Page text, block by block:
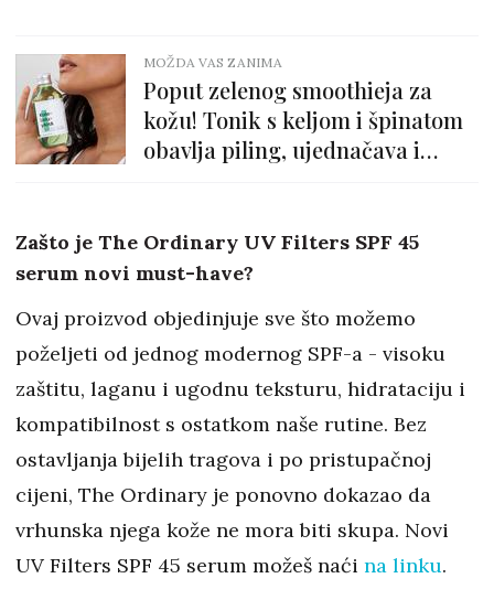
MOŽDA VAS ZANIMA
Poput zelenog smoothieja za
kožu! Tonik s keljom i špinatom
obavlja piling, ujednačava i
Zašto je The Ordinary UV Filters SPF 45
serum novi must-have?
Ovaj proizvod objedinjuje sve što možemo
poželjeti od jednog modernog SPF-a - visoku
zaštitu, laganu i ugodnu teksturu, hidrataciju i
kompatibilnost s ostatkom naše rutine. Bez
ostavljanja bijelih tragova i po pristupačnoj
cijeni, The Ordinary je ponovno dokazao da
vrhunska njega kože ne mora biti skupa. Novi
UV Filters SPF 45 serum možeš naći na linku.